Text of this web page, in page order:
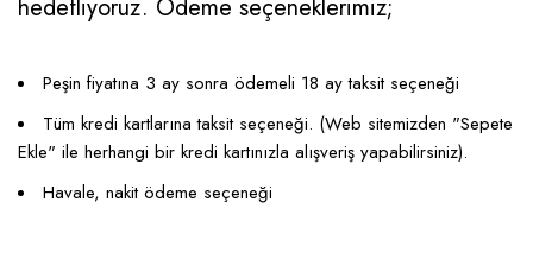
hedefliyoruz. Ödeme seçeneklerimiz;
Peşin fiyatına 3 ay sonra ödemeli 18 ay taksit seçeneği
Tüm kredi kartlarına taksit seçeneği. (Web sitemizden "Sepete
Ekle" ile herhangi bir kredi kartınızla alışveriş yapabilirsiniz).
Havale, nakit ödeme seçeneği